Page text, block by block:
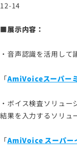
12-14
■展示内容：
・音声認識を活用して
「AmiVoiceスーパー
・ボイス検査ソリュ
結果を入力するソリュ
「AmiVoice スーパー